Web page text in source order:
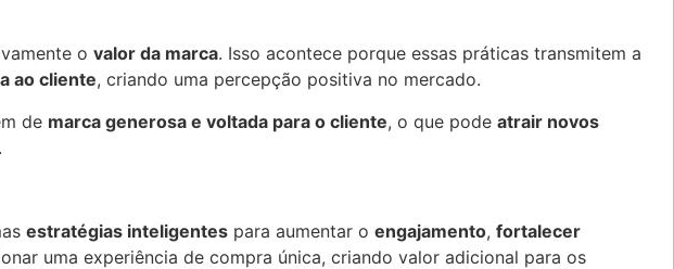
o valor da marca. Isso acontece porque essas práticas transmitem a
ao cliente, criando uma percepção positiva no mercado.
de marca generosa e voltada para o cliente, o que pode atrair novos
estratégias inteligentes para aumentar o engajamento, fortalecer
uma experiência de compra única, criando valor adicional para os